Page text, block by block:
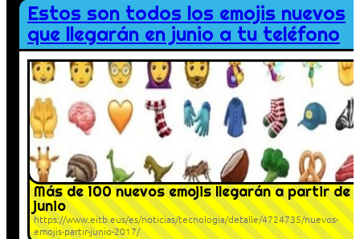
Estos son todos los emojis nuevos
que llegarán en junio a tu teléfono
Más de 100 nuevos emojis llegarán a partir de
junio
https://www.eitb.eus/es/noticias/tecnologia/detalle/4724735/nuevos-
emojis-partir-junio-2017/